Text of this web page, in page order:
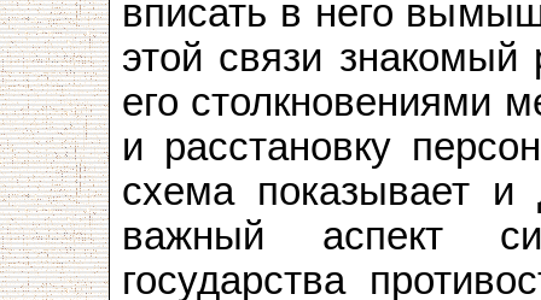
вписать в него
этой связи
его столкновениями
и расстановку
схема показывает и
важный аспект
государства